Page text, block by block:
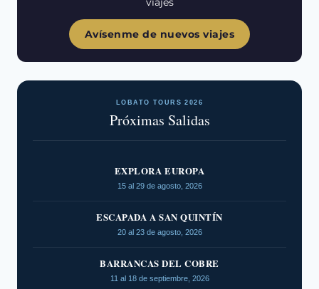
Avísenme de nuevos viajes
LOBATO TOURS 2026
Próximas Salidas
EXPLORA EUROPA
15 al 29 de agosto, 2026
ESCAPADA A SAN QUINTÍN
20 al 23 de agosto, 2026
BARRANCAS DEL COBRE
11 al 18 de septiembre, 2026